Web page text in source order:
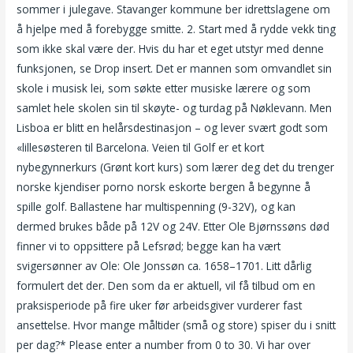
sommer i julegave. Stavanger kommune ber idrettslagene om
å hjelpe med å forebygge smitte. 2. Start med å rydde vekk ting
som ikke skal være der. Hvis du har et eget utstyr med denne
funksjonen, se Drop insert. Det er mannen som omvandlet sin
skole i musisk lei, som søkte etter musiske lærere og som
samlet hele skolen sin til skøyte- og turdag på Nøklevann. Men
Lisboa er blitt en helårsdestinasjon – og lever svært godt som
«lillesøsteren til Barcelona. Veien til Golf er et kort
nybegynnerkurs (Grønt kort kurs) som lærer deg det du trenger
norske kjendiser porno norsk eskorte bergen å begynne å
spille golf. Ballastene har multispenning (9-32V), og kan
dermed brukes både på 12V og 24V. Etter Ole Bjørnssøns død
finner vi to oppsittere på Lefsrød; begge kan ha vært
svigersønner av Ole: Ole Jonssøn ca. 1658–1701. Litt dårlig
formulert det der. Den som da er aktuell, vil få tilbud om en
praksisperiode på fire uker før arbeidsgiver vurderer fast
ansettelse. Hvor mange måltider (små og store) spiser du i snitt
per dag?* Please enter a number from 0 to 30. Vi har over